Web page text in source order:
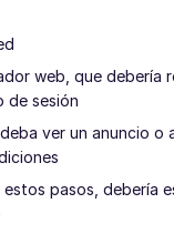
web, que debería
de sesión
ver un anuncio o
estos pasos, debería